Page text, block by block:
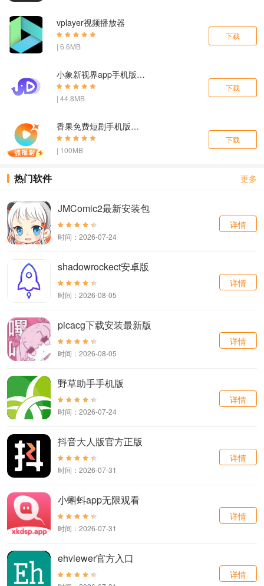
vplayer视频播放器
| 6.6MB
下载
小象新视界app手机版下载安装
| 44.8MB
下载
香果免费短剧手机版下载
| 100MB
下载
热门软件 更多
JMComic2最新安装包
时间：2026-07-24
详情
shadowrockect安卓版
时间：2026-08-05
详情
picacg下载安装最新版
时间：2026-08-05
详情
野草助手手机版
时间：2026-07-24
详情
抖音大人版官方正版
时间：2026-07-31
详情
小蝌蚪app无限观看
时间：2026-07-31
详情
ehviewer官方入口
详情